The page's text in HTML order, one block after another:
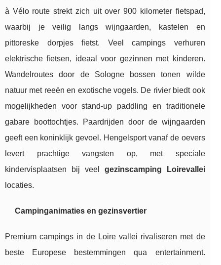
à Vélo route strekt zich uit over 900 kilometer fietspad,
waarbij je veilig langs wijngaarden, kastelen en
pittoreske dorpjes fietst. Veel campings verhuren
elektrische fietsen, ideaal voor gezinnen met kinderen.
Wandelroutes door de Sologne bossen tonen wilde
natuur met reeën en exotische vogels. De rivier biedt ook
mogelijkheden voor stand-up paddling en traditionele
gabare boottochtjes. Paardrijden door de wijngaarden
geeft een koninklijk gevoel. Hengelsport vanaf de oevers
levert prachtige vangsten op, met speciale
kindervisplaatsen bij veel gezinscamping Loirevallei
locaties.
Campinganimaties en gezinsvertier
Premium campings in de Loire vallei rivaliseren met de
beste Europese bestemmingen qua entertainment.